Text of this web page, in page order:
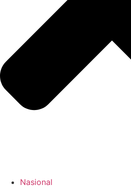
Nasional